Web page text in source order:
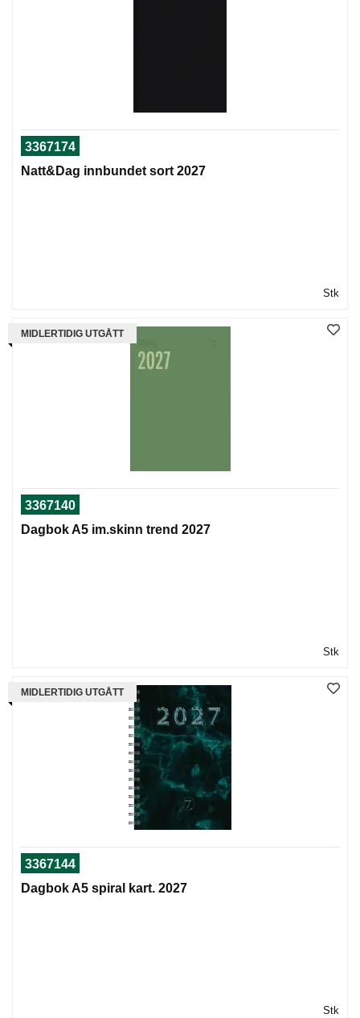
3367174
Natt&Dag innbundet sort 2027
Stk
MIDLERTIDIG UTGÅTT
3367140
Dagbok A5 im.skinn trend 2027
Stk
MIDLERTIDIG UTGÅTT
3367144
Dagbok A5 spiral kart. 2027
Stk